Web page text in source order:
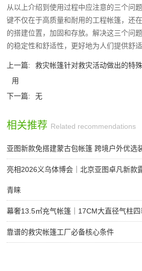
从以上介绍到使用过程中应注意的三个问
键不仅在于高质量和耐用的工程帐篷，还
的搭建位置，加固和存放。解决这三个问
的稳定性和舒适性，更好地为人们提供舒适
上一篇:
救灾帐篷针对救灾活动做出的特
用
下一篇:
无
相关推荐 Related recommendations
亚图新款免搭建蒙古包帐篷 跨境户外优选
亮相2026义乌体博会｜北京亚图卓凡新款
青睐
幕奢13.5㎡充气帐篷｜17CM大直径气柱四
靠谱的救灾帐篷工厂必备核心条件